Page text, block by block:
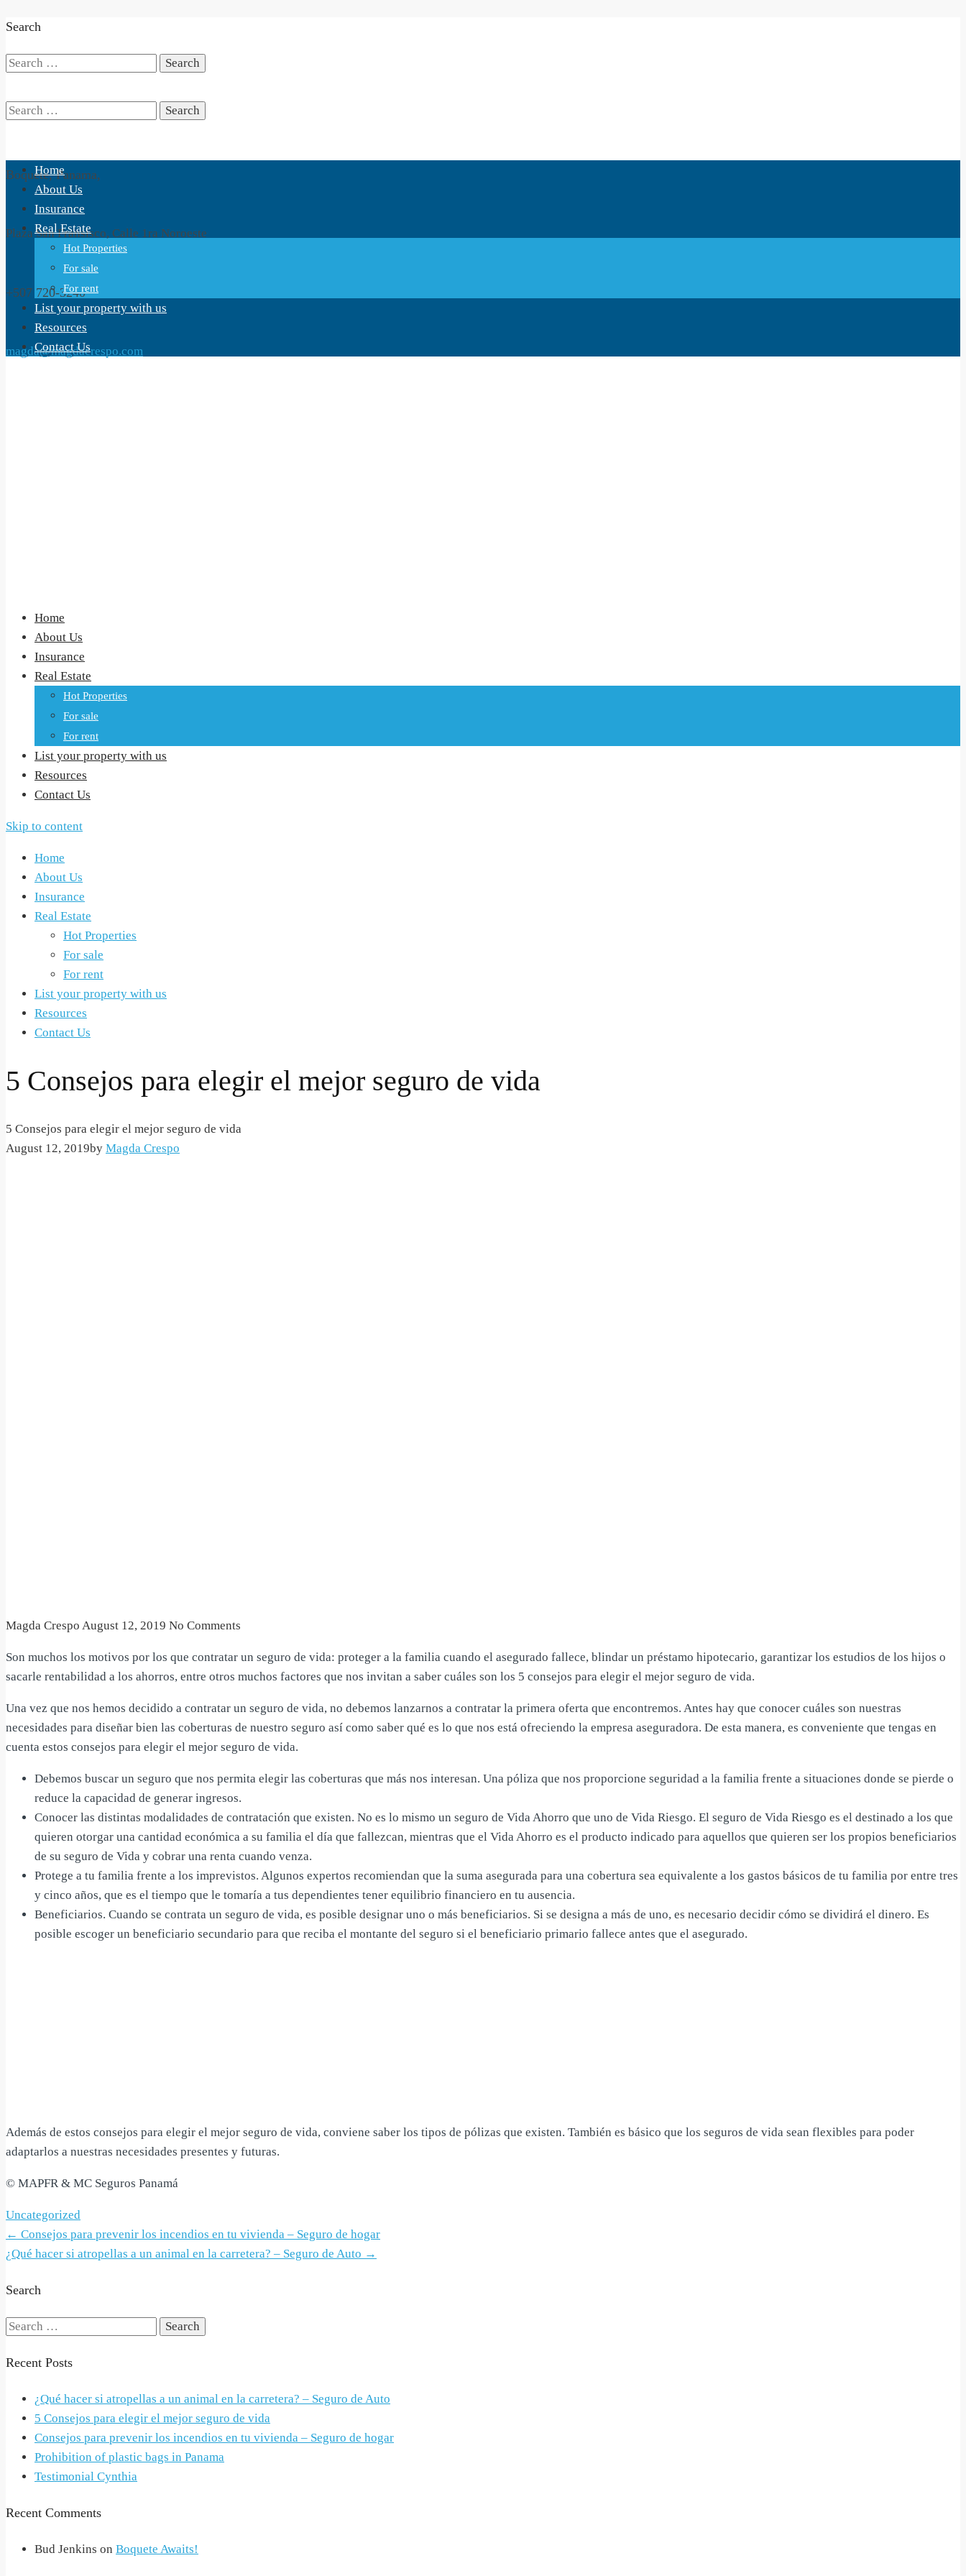
Search
Search
Search
for:
Boquete, Panama,
Plaza San Fransisco, Calle 1ra Noroeste
+507 720-3240
magda@magdacrespo.com
Home
About Us
Insurance
Real Estate
Hot Properties
For sale
For rent
List your property with us
Resources
Contact Us
Home
About Us
Insurance
Real Estate
Hot Properties
For sale
For rent
List your property with us
Resources
Contact Us
Skip to content
Home
About Us
Insurance
Real Estate
Hot Properties
For sale
For rent
List your property with us
Resources
Contact Us
5 Consejos para elegir el mejor seguro de vida
5 Consejos para elegir el mejor seguro de vida
August 12, 2019by Magda Crespo
Magda Crespo August 12, 2019 No Comments
Son muchos los motivos por los que contratar un seguro de vida: proteger a la familia cuando el asegurado fallece, blindar un préstamo hipotecario, garantizar los estudios de los hijos o
sacarle rentabilidad a los ahorros, entre otros muchos factores que nos invitan a saber cuáles son los 5 consejos para elegir el mejor seguro de vida.
Una vez que nos hemos decidido a contratar un seguro de vida, no debemos lanzarnos a contratar la primera oferta que encontremos. Antes hay que conocer cuáles son nuestras
necesidades para diseñar bien las coberturas de nuestro seguro así como saber qué es lo que nos está ofreciendo la empresa aseguradora. De esta manera, es conveniente que tengas en
cuenta estos consejos para elegir el mejor seguro de vida.
Debemos buscar un seguro que nos permita elegir las coberturas que más nos interesan. Una póliza que nos proporcione seguridad a la familia frente a situaciones donde se pierde o
reduce la capacidad de generar ingresos.
Conocer las distintas modalidades de contratación que existen. No es lo mismo un seguro de Vida Ahorro que uno de Vida Riesgo. El seguro de Vida Riesgo es el destinado a los que
quieren otorgar una cantidad económica a su familia el día que fallezcan, mientras que el Vida Ahorro es el producto indicado para aquellos que quieren ser los propios beneficiarios
de su seguro de Vida y cobrar una renta cuando venza.
Protege a tu familia frente a los imprevistos. Algunos expertos recomiendan que la suma asegurada para una cobertura sea equivalente a los gastos básicos de tu familia por entre tres
y cinco años, que es el tiempo que le tomaría a tus dependientes tener equilibrio financiero en tu ausencia.
Beneficiarios. Cuando se contrata un seguro de vida, es posible designar uno o más beneficiarios. Si se designa a más de uno, es necesario decidir cómo se dividirá el dinero. Es
posible escoger un beneficiario secundario para que reciba el montante del seguro si el beneficiario primario fallece antes que el asegurado.
Además de estos consejos para elegir el mejor seguro de vida, conviene saber los tipos de pólizas que existen. También es básico que los seguros de vida sean flexibles para poder
adaptarlos a nuestras necesidades presentes y futuras.
© MAPFR & MC Seguros Panamá
Uncategorized
Post
navigation
← Consejos para prevenir los incendios en tu vivienda – Seguro de hogar
¿Qué hacer si atropellas a un animal en la carretera? – Seguro de Auto →
Search
Search
Recent Posts
¿Qué hacer si atropellas a un animal en la carretera? – Seguro de Auto
5 Consejos para elegir el mejor seguro de vida
Consejos para prevenir los incendios en tu vivienda – Seguro de hogar
Prohibition of plastic bags in Panama
Testimonial Cynthia
Recent Comments
Bud Jenkins on Boquete Awaits!